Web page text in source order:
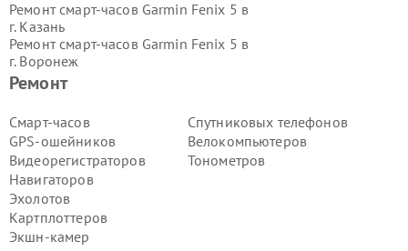
Ремонт
Смарт-часов
GPS-ошейников
Видеорегистраторов
Навигаторов
Эхолотов
Картплоттеров
Экшн-камер
Спутниковых телефонов
Велокомпьютеров
Тонометров
Ремонт смарт-часов Garmin Fenix 5 в
г. Казань
Ремонт смарт-часов Garmin Fenix 5 в
г. Воронеж
Ремонт смарт-часов Garmin Fenix 5 в
г. Волгоград
г.Самара
Ремонт смарт-часов Garmin Fenix 5 в
г.Пермь
Ремонт смарт-часов Garmin Fenix 5 в
г.Красноярск
Ремонт смарт-часов Garmin Fenix 5 в
г.Ижевск